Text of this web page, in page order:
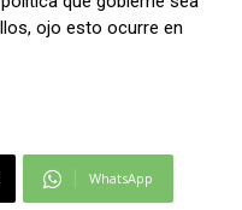
ojo esto ocurre en
WhatsApp